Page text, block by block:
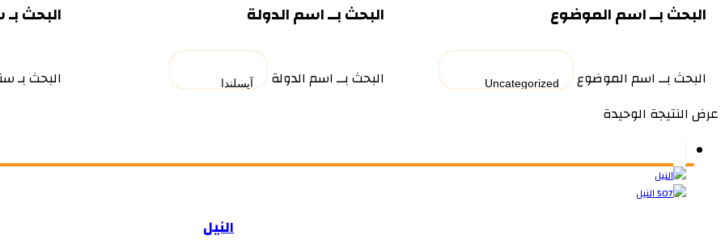
البحث بــ اسم الموضوع
البحث بــ اسم الموضوع
البحث بــ اسم الدولة
البحث بــ اسم الدولة
البحث
البحث بـ
عرض النتيجة الوحيدة
النيل